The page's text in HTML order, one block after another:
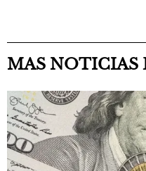
MAS NOTICIAS